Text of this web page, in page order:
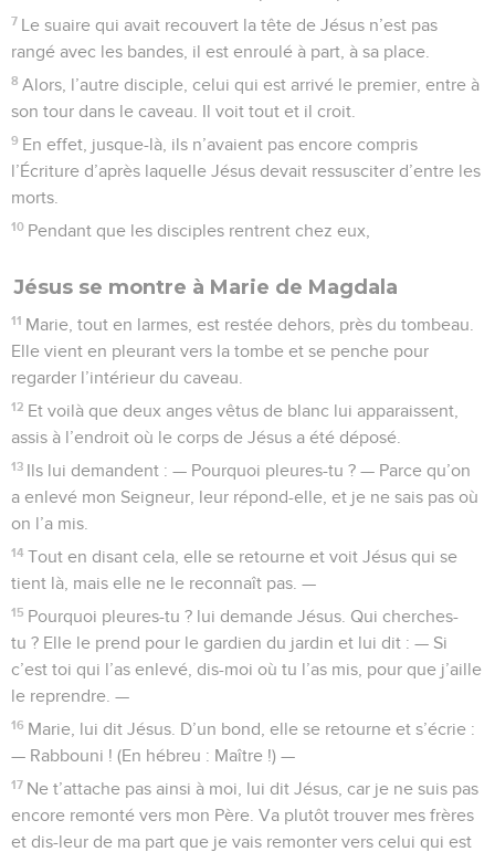
7 Le suaire qui avait recouvert la tête de Jésus n’est pas
rangé avec les bandes, il est enroulé à part, à sa place.
8 Alors, l’autre disciple, celui qui est arrivé le premier, entre à
son tour dans le caveau. Il voit tout et il croit.
9 En effet, jusque-là, ils n’avaient pas encore compris
l’Écriture d’après laquelle Jésus devait ressusciter d’entre les
morts.
10 Pendant que les disciples rentrent chez eux,
Jésus se montre à Marie de Magdala
11 Marie, tout en larmes, est restée dehors, près du tombeau.
Elle vient en pleurant vers la tombe et se penche pour
regarder l’intérieur du caveau.
12 Et voilà que deux anges vêtus de blanc lui apparaissent,
assis à l’endroit où le corps de Jésus a été déposé.
13 Ils lui demandent : — Pourquoi pleures-tu ? — Parce qu’on
a enlevé mon Seigneur, leur répond-elle, et je ne sais pas où
on l’a mis.
14 Tout en disant cela, elle se retourne et voit Jésus qui se
tient là, mais elle ne le reconnaît pas. —
15 Pourquoi pleures-tu ? lui demande Jésus. Qui cherches-
tu ? Elle le prend pour le gardien du jardin et lui dit : — Si
c’est toi qui l’as enlevé, dis-moi où tu l’as mis, pour que j’aille
le reprendre. —
16 Marie, lui dit Jésus. D’un bond, elle se retourne et s’écrie :
— Rabbouni ! (En hébreu : Maître !) —
17 Ne t’attache pas ainsi à moi, lui dit Jésus, car je ne suis pas
encore remonté vers mon Père. Va plutôt trouver mes frères
et dis-leur de ma part que je vais remonter vers celui qui est